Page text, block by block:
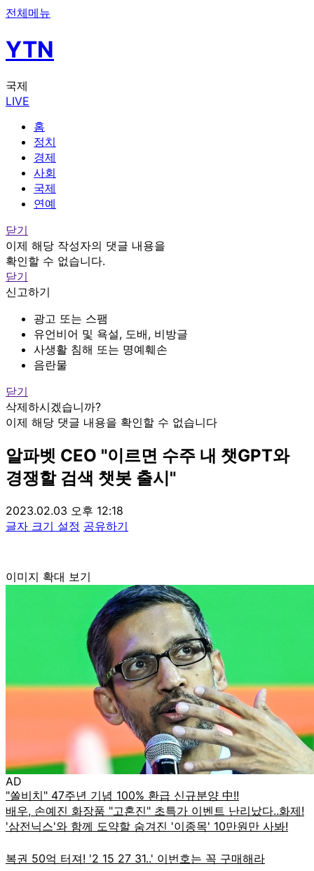
전체메뉴
YTN
국제
LIVE
홈
정치
경제
사회
국제
연예
닫기
이제 해당 작성자의 댓글 내용을
확인할 수 없습니다.
닫기
신고하기
광고 또는 스팸
유언비어 및 욕설, 도배, 비방글
사생활 침해 또는 명예훼손
음란물
닫기
삭제하시겠습니까?
이제 해당 댓글 내용을 확인할 수 없습니다
알파벳 CEO "이르면 수주 내 챗GPT와
경쟁할 검색 챗봇 출시"
2023.02.03 오후 12:18
글자 크기 설정 공유하기
이미지 확대 보기
AD